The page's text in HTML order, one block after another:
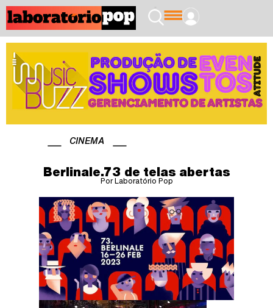
CINEMA
Berlinale.73 de telas abertas
Por Laboratório Pop